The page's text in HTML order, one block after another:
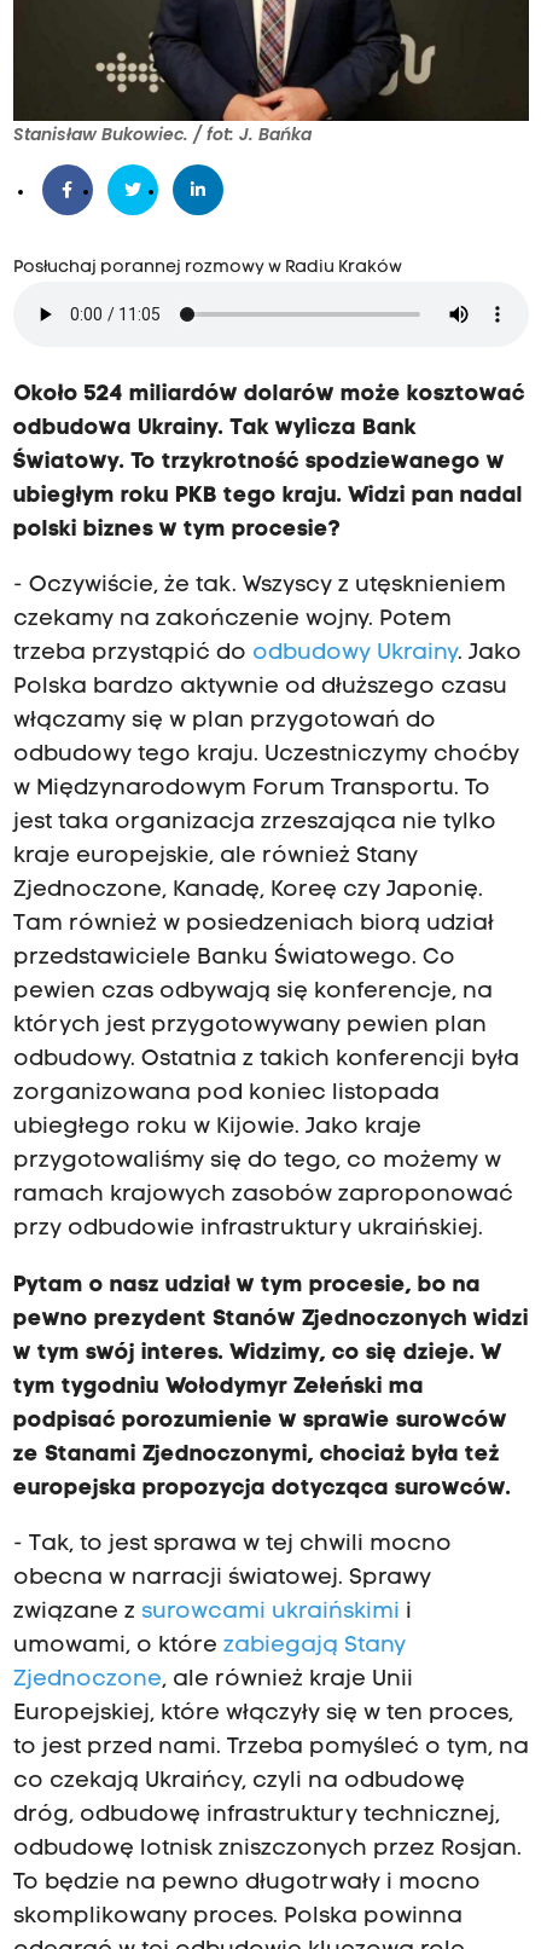
Stanisław Bukowiec. / fot: J. Bańka
Posłuchaj porannej rozmowy w Radiu Kraków
Około 524 miliardów dolarów może kosztować
odbudowa Ukrainy. Tak wylicza Bank
Światowy. To trzykrotność spodziewanego w
ubiegłym roku PKB tego kraju. Widzi pan nadal
polski biznes w tym procesie?
- Oczywiście, że tak. Wszyscy z utęsknieniem
czekamy na zakończenie wojny. Potem
trzeba przystąpić do odbudowy Ukrainy. Jako
Polska bardzo aktywnie od dłuższego czasu
włączamy się w plan przygotowań do
odbudowy tego kraju. Uczestniczymy choćby
w Międzynarodowym Forum Transportu. To
jest taka organizacja zrzeszająca nie tylko
kraje europejskie, ale również Stany
Zjednoczone, Kanadę, Koreę czy Japonię.
Tam również w posiedzeniach biorą udział
przedstawiciele Banku Światowego. Co
pewien czas odbywają się konferencje, na
których jest przygotowywany pewien plan
odbudowy. Ostatnia z takich konferencji była
zorganizowana pod koniec listopada
ubiegłego roku w Kijowie. Jako kraje
przygotowaliśmy się do tego, co możemy w
ramach krajowych zasobów zaproponować
przy odbudowie infrastruktury ukraińskiej.
Pytam o nasz udział w tym procesie, bo na
pewno prezydent Stanów Zjednoczonych widzi
w tym swój interes. Widzimy, co się dzieje. W
tym tygodniu Wołodymyr Zełeński ma
podpisać porozumienie w sprawie surowców
ze Stanami Zjednoczonymi, chociaż była też
europejska propozycja dotycząca surowców.
- Tak, to jest sprawa w tej chwili mocno
obecna w narracji światowej. Sprawy
związane z surowcami ukraińskimi i
umowami, o które zabiegają Stany
Zjednoczone, ale również kraje Unii
Europejskiej, które włączyły się w ten proces,
to jest przed nami. Trzeba pomyśleć o tym, na
co czekają Ukraińcy, czyli na odbudowę
dróg, odbudowę infrastruktury technicznej,
odbudowę lotnisk zniszczonych przez Rosjan.
To będzie na pewno długotrwały i mocno
skomplikowany proces. Polska powinna